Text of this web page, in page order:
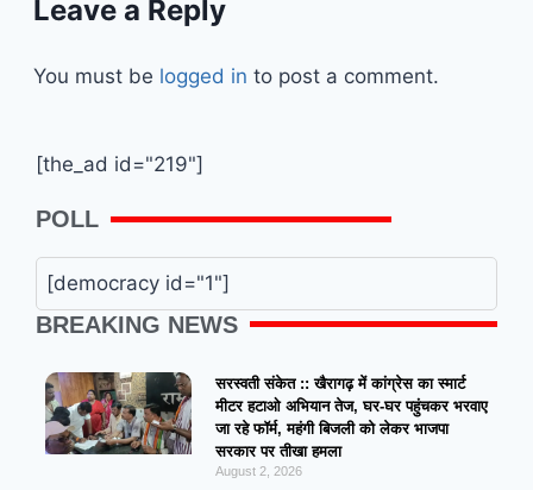
Leave a Reply
You must be logged in to post a comment.
[the_ad id="219"]
POLL
[democracy id="1"]
BREAKING NEWS
सरस्वती संकेत :: खैरागढ़ में कांग्रेस का स्मार्ट
मीटर हटाओ अभियान तेज, घर-घर पहुंचकर भरवाए
जा रहे फॉर्म, महंगी बिजली को लेकर भाजपा
सरकार पर तीखा हमला
August 2, 2026